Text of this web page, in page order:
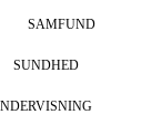
SAMFUND
SUNDHED